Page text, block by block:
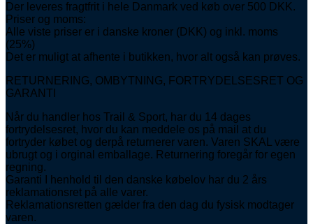
Der leveres fragtfrit i hele Danmark ved køb over 500 DKK.
Priser og moms:
Alle viste priser er i danske kroner (DKK) og inkl. moms
(25%)
Det er muligt at afhente i butikken, hvor alt også kan prøves.
RETURNERING, OMBYTNING, FORTRYDELSESRET OG
GARANTI
Når du handler hos Trail & Sport, har du 14 dages
fortrydelsesret, hvor du kan meddele os på mail at du
fortryder købet og derpå returnerer varen. Varen SKAL være
ubrugt og i orginal emballage. Returnering foregår for egen
regning.
Garanti I henhold til den danske købelov har du 2 års
reklamationsret på alle varer.
Reklamationsretten gælder fra den dag du fysisk modtager
varen.